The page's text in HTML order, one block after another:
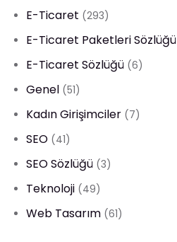
E-Ticaret (293)
E-Ticaret Paketleri Sözlüğü
E-Ticaret Sözlüğü (6)
Genel (51)
Kadın Girişimciler (7)
SEO (41)
SEO Sözlüğü (3)
Teknoloji (49)
Web Tasarım (61)